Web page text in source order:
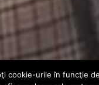
urile în funcţie